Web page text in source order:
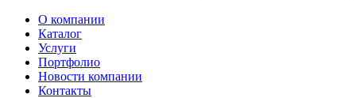
О компании
Каталог
Услуги
Портфолио
Новости компании
Контакты